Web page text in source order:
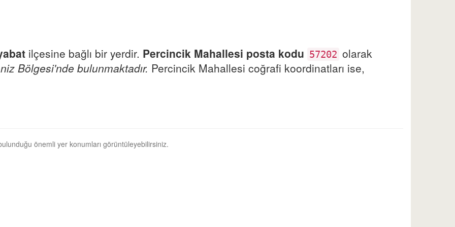
ilçesine bağlı bir yerdir. Percincik Mahallesi posta kodu 57202 olarak
Bölgesi'nde bulunmaktadır. Percincik Mahallesi coğrafi koordinatları ise,
önemli yer konumları görüntüleyebilirsiniz.